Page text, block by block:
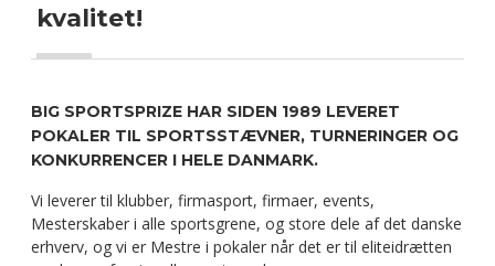
kvalitet!
BIG SPORTSPRIZE HAR SIDEN 1989 LEVERET
POKALER TIL SPORTSSTÆVNER, TURNERINGER OG
KONKURRENCER I HELE DANMARK.
Vi leverer til klubber, firmasport, firmaer, events,
Mesterskaber i alle sportsgrene, og store dele af det danske
erhverv, og vi er Mestre i pokaler når det er til eliteidrætten